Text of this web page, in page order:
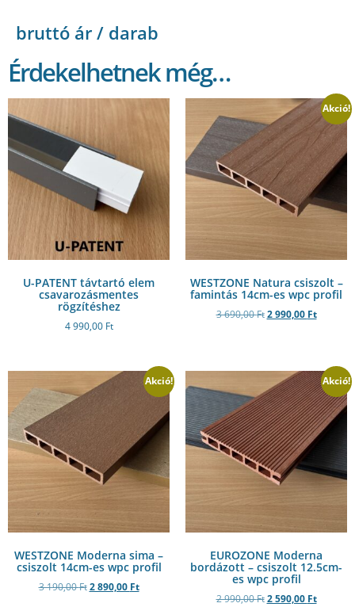
bruttó ár / darab
Érdekelhetnek még…
U-PATENT távtartó elem
csavarozásmentes
rögzítéshez
4 990,00 Ft
Akció!
WESTZONE Natura csiszolt –
famintás 14cm-es wpc profil
3 690,00Ft 2 990,00 Ft
Akció!
WESTZONE Moderna sima –
csiszolt 14cm-es wpc profil
3 190,00Ft 2 890,00 Ft
Akció!
EUROZONE Moderna
bordázott – csiszolt 12.5cm-
es wpc profil
2 990,00Ft 2 590,00 Ft